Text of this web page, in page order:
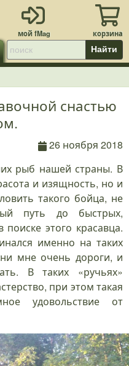
Найти
снастью
26 ноября 2018
рыб нашей страны. В
и изящность, но и
такого бойца, не
путь до быстрых,
этого красавца.
именно на таких
мне очень дороги, и
В таких «ручьях»
при этом такая
удовольствие от